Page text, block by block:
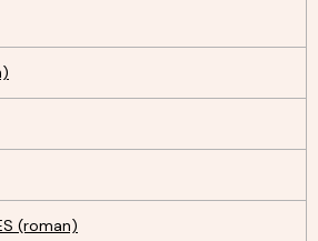
(roman)